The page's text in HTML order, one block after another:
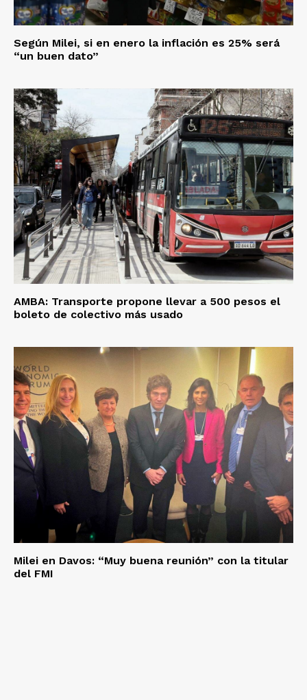
Según Milei, si en enero la inflación es 25% será
“un buen dato”
AMBA: Transporte propone llevar a 500 pesos el
boleto de colectivo más usado
Milei en Davos: “Muy buena reunión” con la titular
del FMI